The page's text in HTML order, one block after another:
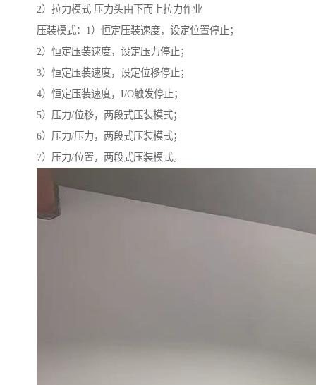
2）拉力模式 压力头由下而上拉力作业
压装模式：1）恒定压装速度，设定位置停止；
2）恒定压装速度，设定压力停止；
3）恒定压装速度，设定位移停止；
4）恒定压装速度，I/O触发停止；
5）压力/位移，两段式压装模式；
6）压力/压力，两段式压装模式；
7）压力/位置，两段式压装模式。